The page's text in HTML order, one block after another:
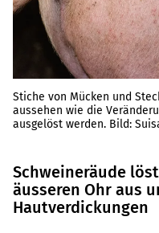
Stiche von Mücken und
aussehen wie die
ausgelöst werden. Bild:
Schweineräude
äusseren Ohr aus
Hautverdickungen